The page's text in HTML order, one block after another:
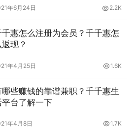
年6月24日 2.2K
千惠怎么注册为会员？千千惠怎
现？
年4月25日 1.6K
哪些赚钱的靠谱兼职？千千惠生
平台了解一下
年4月8日 1.7K